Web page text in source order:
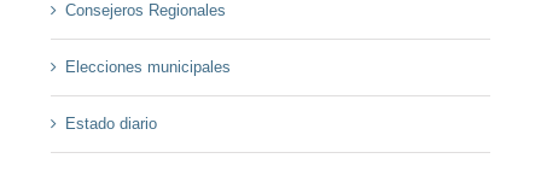
Consejeros Regionales
Elecciones municipales
Estado diario